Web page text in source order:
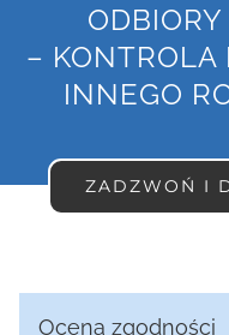
– KONTROLA
INNEGO
ZADZWOŃ I
Ocena zgodności